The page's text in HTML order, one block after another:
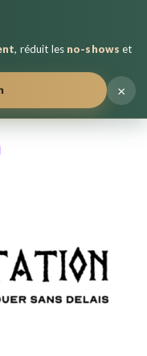
, réduit les no-shows et
×